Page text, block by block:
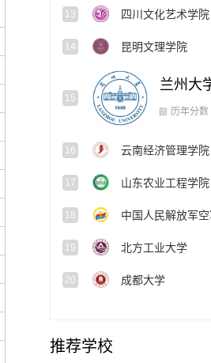
13 四川文化艺术学院
14 昆明文理学院
兰州大学
历年分数
17 山东农业工程学院
18
19 北方工业大学
20 成都大学
推荐学校